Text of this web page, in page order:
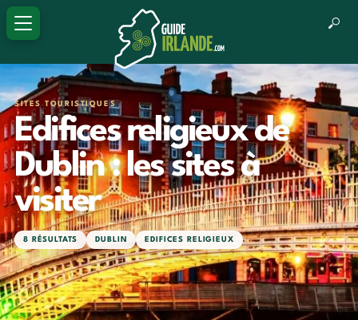
SITES TOURISTIQUES
Edifices religieux de
Dublin : les sites à
visiter
8 RÉSULTATS DUBLIN EDIFICES RELIGIEUX